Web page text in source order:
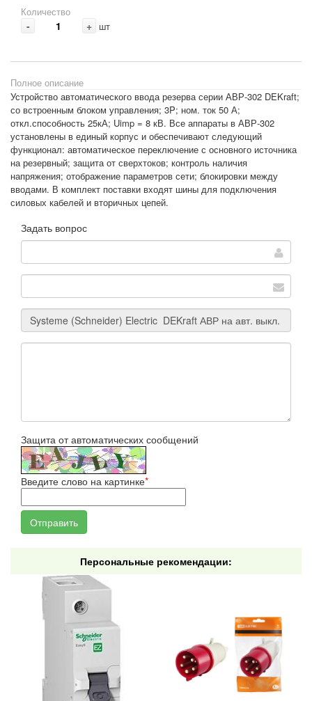
Количество
- + шт
Полное описание
Устройство автоматического ввода резерва серии АВР-302 DEKraft;
со встроенным блоком управления; 3P; ном. ток 50 А;
откл.способность 25кА; Uimp = 8 кВ. Все аппараты в АВР-302
установлены в единый корпус и обеспечивают следующий
функционал: автоматическое переключение с основного источника
на резервный; защита от сверхтоков; контроль наличия
напряжения; отображение параметров сети; блокировки между
вводами. В комплект поставки входят шины для подключения
силовых кабелей и вторичных цепей.
Задать вопрос
Защита от автоматических сообщений
Введите слово на картинке*
Персональные рекомендации: